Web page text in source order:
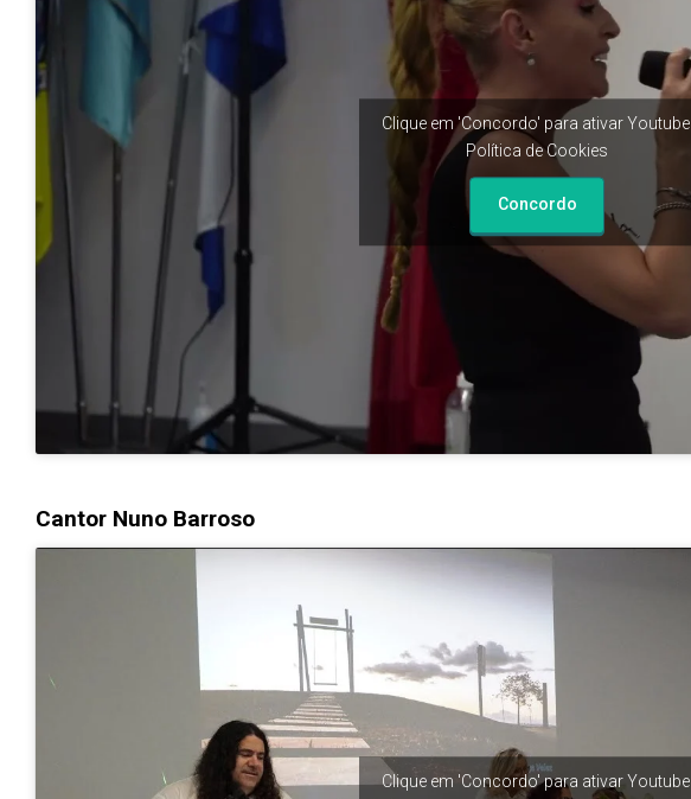
Clique em 'Concordo' para ativar Youtube
Política de Cookies
Concordo
Cantor Nuno Barroso
Clique em 'Concordo' para ativar Youtube